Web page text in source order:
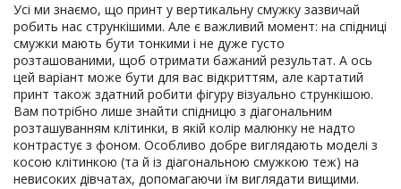
Усі ми знаємо, що принт у вертикальну смужку зазвичай
робить нас стрункішими. Але є важливий момент: на спідниці
смужки мають бути тонкими і не дуже густо
розташованими, щоб отримати бажаний результат. А ось
цей варіант може бути для вас відкриттям, але картатий
принт також здатний робити фігуру візуально стрункішою.
Вам потрібно лише знайти спідницю з діагональним
розташуванням клітинки, в якій колір малюнку не надто
контрастує з фоном. Особливо добре виглядають моделі з
косою клітинкою (та й із діагональною смужкою теж) на
невисоких дівчатах, допомагаючи їм виглядати вищими.